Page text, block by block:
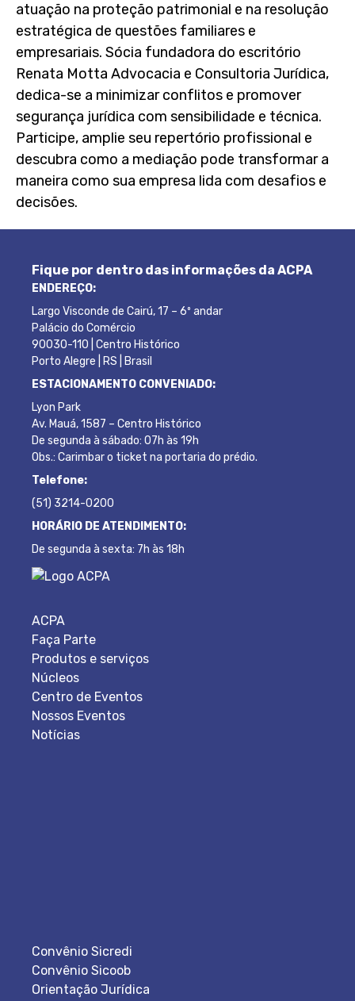
atuação na proteção patrimonial e na resolução
estratégica de questões familiares e
empresariais. Sócia fundadora do escritório
Renata Motta Advocacia e Consultoria Jurídica,
dedica-se a minimizar conflitos e promover
segurança jurídica com sensibilidade e técnica.
Participe, amplie seu repertório profissional e
descubra como a mediação pode transformar a
maneira como sua empresa lida com desafios e
decisões.
Fique por dentro das informações da ACPA
ENDEREÇO:
Largo Visconde de Cairú, 17 – 6º andar
Palácio do Comércio
90030-110 | Centro Histórico
Porto Alegre | RS | Brasil
ESTACIONAMENTO CONVENIADO:
Lyon Park
Av. Mauá, 1587 – Centro Histórico
De segunda à sábado: 07h às 19h
Obs.: Carimbar o ticket na portaria do prédio.
Telefone:
(51) 3214-0200
HORÁRIO DE ATENDIMENTO:
De segunda à sexta: 7h às 18h
ACPA
Faça Parte
Produtos e serviços
Núcleos
Centro de Eventos
Nossos Eventos
Notícias
Convênio Sicredi
Convênio Sicoob
Orientação Jurídica